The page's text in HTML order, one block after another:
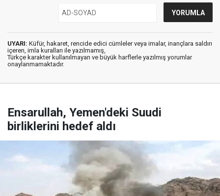
UYARI: Küfür, hakaret, rencide edici cümleler veya imalar, inançlara saldırı
içeren, imla kuralları ile yazılmamış,
Türkçe karakter kullanılmayan ve büyük harflerle yazılmış yorumlar
onaylanmamaktadır.
Ensarullah, Yemen'deki Suudi
birliklerini hedef aldı